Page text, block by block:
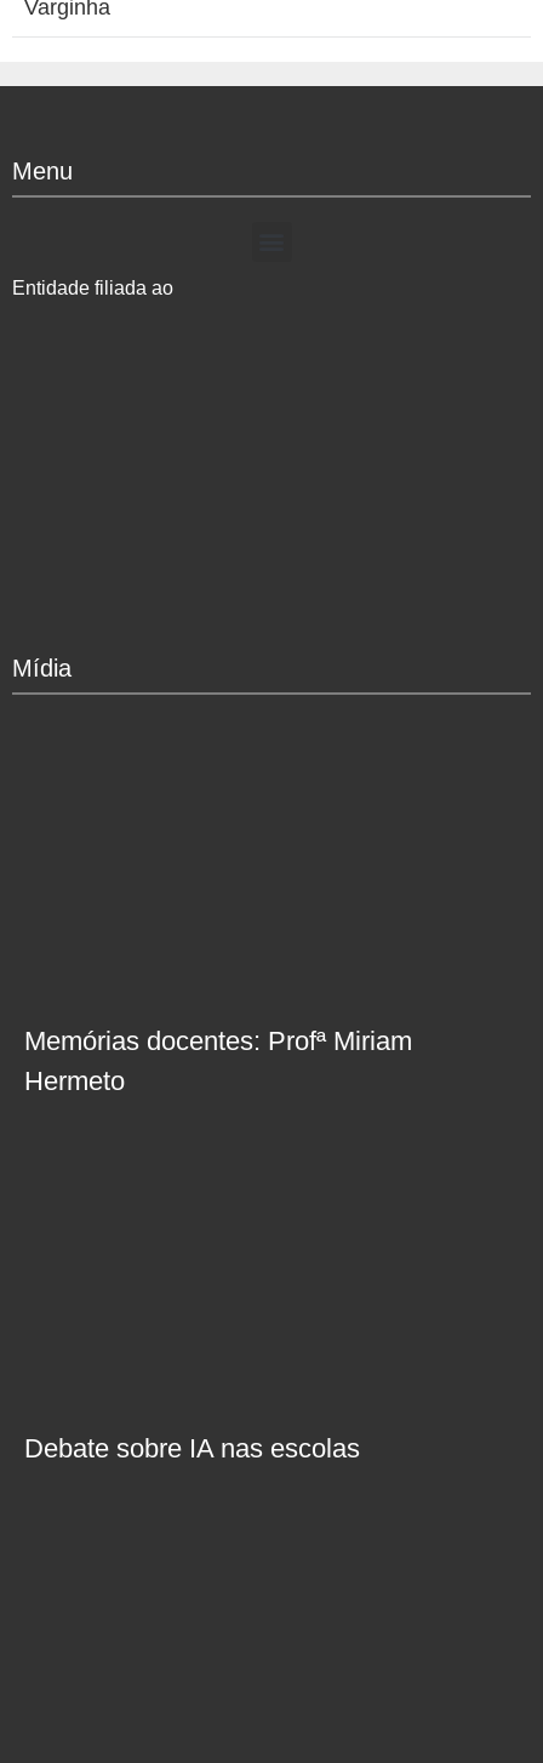
Varginha
Menu
Entidade filiada ao
Mídia
Memórias docentes: Profª Miriam
Hermeto
Debate sobre IA nas escolas